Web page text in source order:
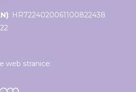
: HR7224020061100822438
web stranice: